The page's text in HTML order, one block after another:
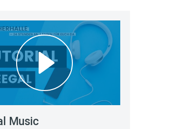
Music